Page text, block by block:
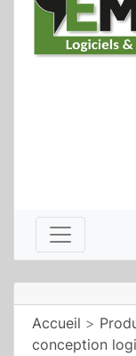
Accueil >
conception